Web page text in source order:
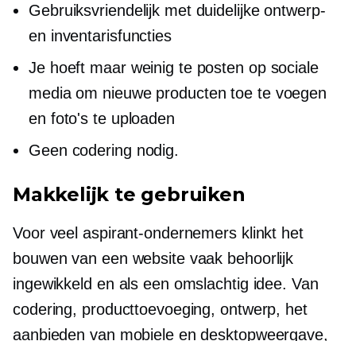
Gebruiksvriendelijk met duidelijke ontwerp-
en inventarisfuncties
Je hoeft maar weinig te posten op sociale
media om nieuwe producten toe te voegen
en foto's te uploaden
Geen codering nodig.
Makkelijk te gebruiken
Voor veel aspirant-ondernemers klinkt het
bouwen van een website vaak behoorlijk
ingewikkeld en als een omslachtig idee. Van
codering, producttoevoeging, ontwerp, het
aanbieden van mobiele en desktopweergave,